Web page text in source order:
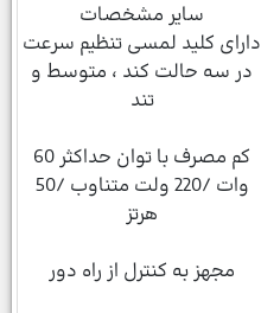
سایر مشخصات
دارای کلید لمسی تنظیم سرعت
در سه حالت کند ، متوسط و
تند
کم مصرف با توان حداکثر 60
وات /220 ولت متناوب /50
هرتز
مجهز به کنترل از راه دور